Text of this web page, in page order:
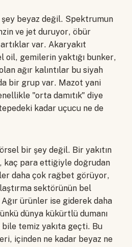
şey beyaz değil. Spektrumun
ve jet duruyor, öbür
var. Akaryakıt
oil, gemilerin yaktığı bunker,
ağır kalıntılar bu siyah
bir grup var. Mazot yani
"orta damıtık" diye
kadar uçucu ne de
bir şey değil. Bir yakıtın
kaç para ettiğiyle doğrudan
daha çok rağbet görüyor,
sektörünün bel
ürünler ise giderek daha
dünya kükürtlü dumanı
temiz yakıta geçti. Bu
içinden ne kadar beyaz ne